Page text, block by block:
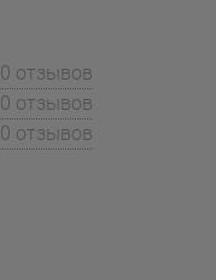
0 отзывов
0 отзывов
0 отзывов